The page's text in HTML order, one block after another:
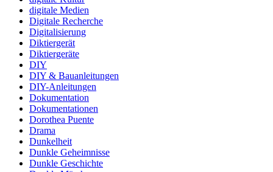
digitale Medien
Digitale Recherche
Digitalisierung
Diktiergerät
Diktiergeräte
DIY
DIY & Bauanleitungen
DIY-Anleitungen
Dokumentation
Dokumentationen
Dorothea Puente
Drama
Dunkelheit
Dunkle Geheimnisse
Dunkle Geschichte